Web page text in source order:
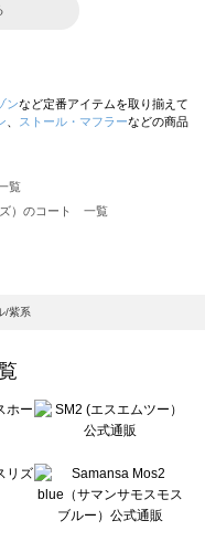
ンなど定番アイテムを取り揃えて
ストール・マフラーなどの商品
覧
ズ）のコート 一覧
モスモス）のコート 一覧
コート 一覧
一覧
/紫系